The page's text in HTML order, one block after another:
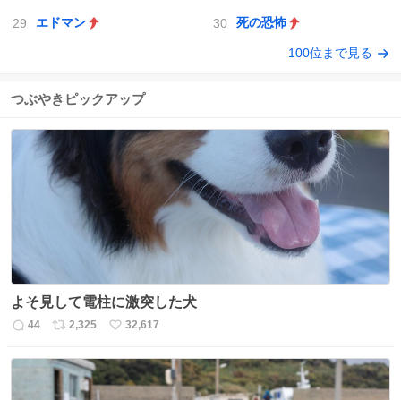
エドマン 死の恐怖
100位まで見る
つぶやきピックアップ
よそ見して電柱に激突した犬
返
数
44
リ
ス
ト
2,325
い
ね
数
32,617